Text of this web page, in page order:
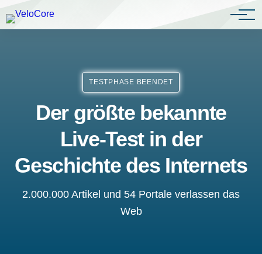
Agenturen & Webdesigner
TESTPHASE BEENDET
Der größte bekannte
Live-Test in der
Geschichte des Internets
2.000.000 Artikel und 54 Portale verlassen das
Web